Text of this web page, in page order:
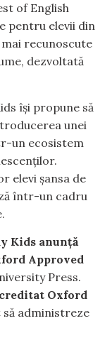
of English
pentru elevii din
recunoscute
dezvoltată
își propune să
unei
un ecosistem
elevi șansa de
într-un cadru
Kids anunță
Approved
Press.
Oxford
administreze